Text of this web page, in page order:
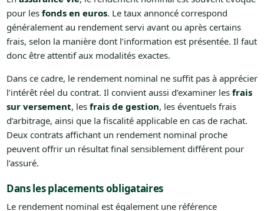
pour les fonds en euros. Le taux annoncé correspond
généralement au rendement servi avant ou après certains
frais, selon la manière dont l’information est présentée. Il faut
donc être attentif aux modalités exactes.
Dans ce cadre, le rendement nominal ne suffit pas à apprécier
l’intérêt réel du contrat. Il convient aussi d’examiner les frais
sur versement, les frais de gestion, les éventuels frais
d’arbitrage, ainsi que la fiscalité applicable en cas de rachat.
Deux contrats affichant un rendement nominal proche
peuvent offrir un résultat final sensiblement différent pour
l’assuré.
Dans les placements obligataires
Le rendement nominal est également une référence